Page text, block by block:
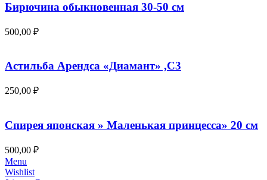
Бирючина обыкновенная 30-50 см
500,00 ₽
Астильба Арендса «Диамант» ,С3
250,00 ₽
Спирея японская » Маленькая принцесса» 20 см
500,00 ₽
Menu
Wishlist